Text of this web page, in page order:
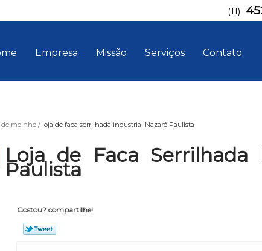
Empresa Missão Serviços Contato
(11)
moinho loja de faca serrilhada industrial Nazaré Paulista
Loja de Faca Serrilhada
Paulista
Gostou? compartilhe!